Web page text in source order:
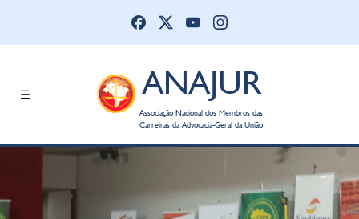
ANAJUR
Associação Nacional dos Membros das
Carreiras da Advocacia-Geral da União